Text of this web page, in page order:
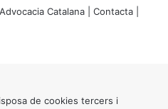
Catalana | Contacta
de cookies tercers i